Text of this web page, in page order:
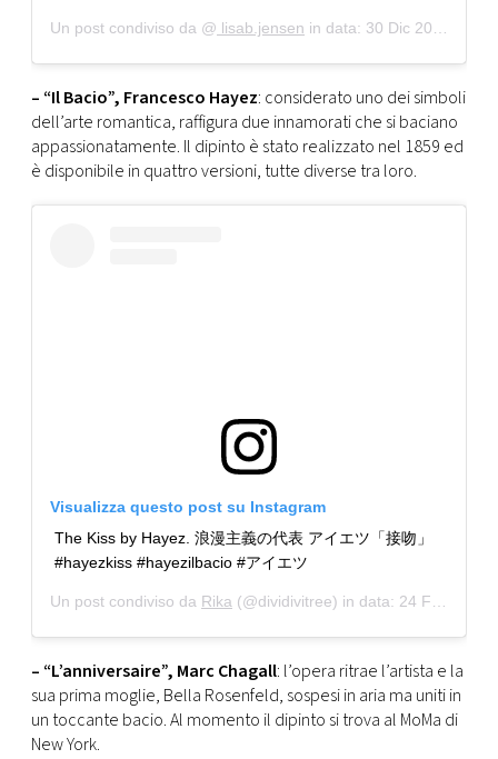
Un post condiviso da @ lisab.jensen in data: 30 Dic 2018 alle ore 7:39 PST
– “Il Bacio”, Francesco Hayez: considerato uno dei simboli
dell’arte romantica, raffigura due innamorati che si baciano
appassionatamente. Il dipinto è stato realizzato nel 1859 ed
è disponibile in quattro versioni, tutte diverse tra loro.
Visualizza questo post su Instagram
The Kiss by Hayez. 浪漫主義の代表 アイエツ「接吻」
#hayezkiss #hayezilbacio #アイエツ
Un post condiviso da Rika (@dividivitree) in data: 24 Feb 2017 alle ore 8:40 PST
– “L’anniversaire”, Marc Chagall: l’opera ritrae l’artista e la
sua prima moglie, Bella Rosenfeld, sospesi in aria ma uniti in
un toccante bacio. Al momento il dipinto si trova al MoMa di
New York.